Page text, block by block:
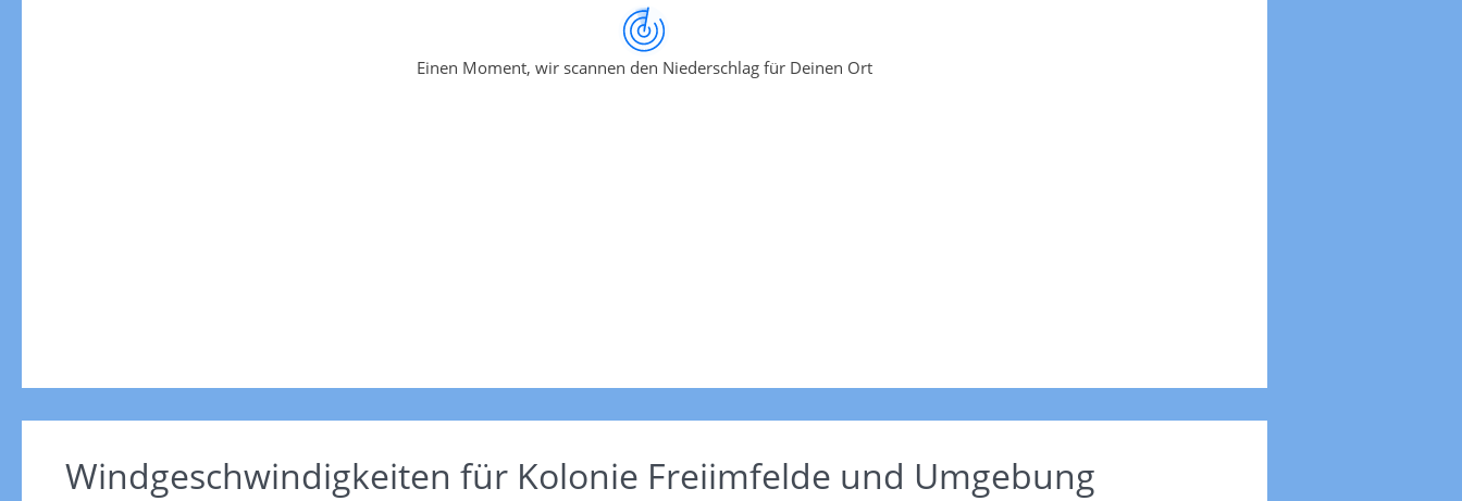
Einen Moment, wir scannen den Niederschlag für Deinen Ort
Windgeschwindigkeiten für Kolonie Freiimfelde und Umgebung